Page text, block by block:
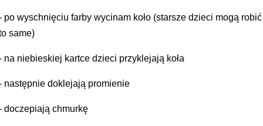
po wyschnięciu farby wycinam koło (starsze dzieci mogą robić
same)
na niebieskiej kartce dzieci przyklejają koła
następnie doklejają promienie
doczepiają chmurkę